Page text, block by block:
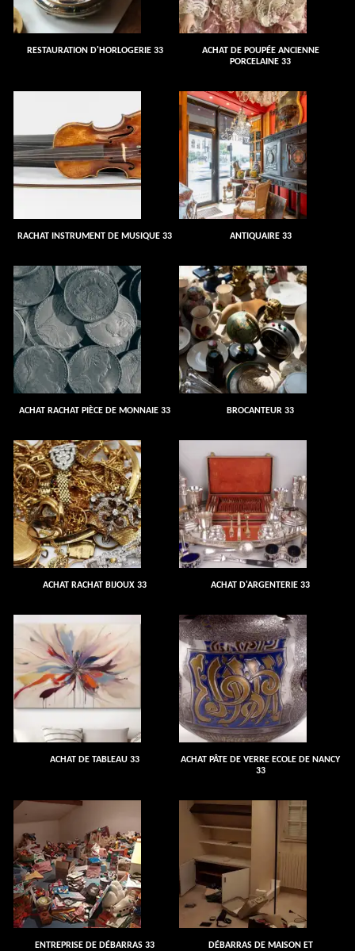
RESTAURATION D'HORLOGERIE 33
ACHAT DE POUPÉE ANCIENNE
PORCELAINE 33
RACHAT INSTRUMENT DE MUSIQUE 33 ANTIQUAIRE 33
ACHAT RACHAT PIÈCE DE MONNAIE 33 BROCANTEUR 33
ACHAT RACHAT BIJOUX 33 ACHAT D'ARGENTERIE 33
ACHAT DE TABLEAU 33
ACHAT PÂTE DE VERRE ECOLE DE NANCY
33
ENTREPRISE DE DÉBARRAS 33
DÉBARRAS DE MAISON ET